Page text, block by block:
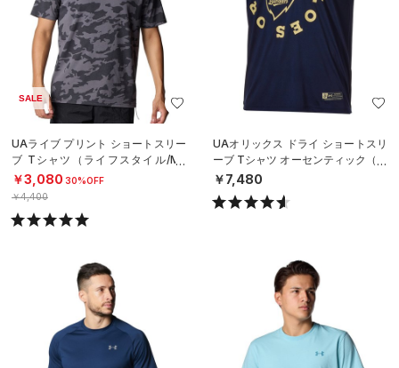
SALE
UAライブ プリント ショートスリー
ブ Tシャツ（ライフスタイル/ME
N）
￥3,080 30%OFF
￥4,400
UAオリックス ドライ ショートスリ
ーブ Tシャツ オーセンティック（ベ
ースボール/MEN）
￥7,480